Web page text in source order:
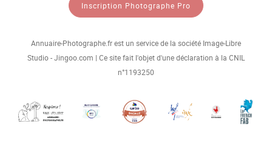
Inscription Photographe Pro
Annuaire-Photographe.fr est un service de la société Image-Libre
Studio - Jingoo.com | Ce site fait l'objet d'une déclaration à la CNIL
n°1193250